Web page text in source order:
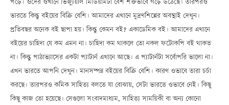
ভারতে কিন্তু বইয়ের বিক্রি বেশি। আমাদের এখানে মুদ্রণশিল্পের অবস্থাই দেখুন।
প্রতিবছর অনেক বই ছাপা হয়। কিন্তু কেমন বই? একাডেমিক বই। আমাদের এখানে
বইয়ের চাহিদা যে কম এমন না। চাহিদা কম থাকলে তো নকল ফটোকপি বই থাকত
না। কিন্তু পাঠাভ্যাসের একটা প্যাটার্ন এখানে আছে। এ প্যাটার্নটা সর্বোপরি ভালো না।
এখন ভারতে আপনি দেখুন। মানসম্পন্ন বইয়ের বিক্রি বেশি। কারণ ওভাবে তারা চর্চা
করছে। তারপরও কমিক সাহিত্য বলতে যা বোঝায়, সেটা ভারতে ওভাবে নেই। কিছু
কিছু কাজ তো হয়েছে। সেগুলো সংবাদমাধ্যম, সাহিত্য সাময়িকী বা অন্য কোনো